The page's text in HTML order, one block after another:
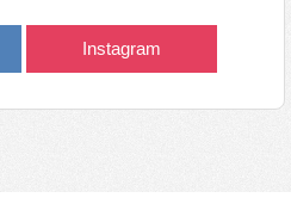
Instagram